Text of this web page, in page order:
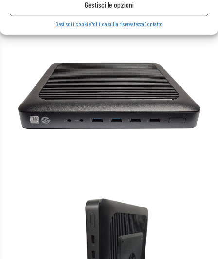
Gestisci le opzioni
Gestisci i cookiePolitica sulla riservatezzaContatto